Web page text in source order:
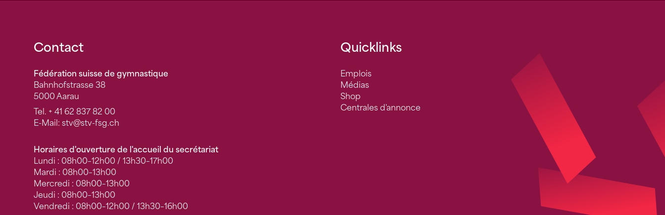
Fusszeile
Contact
Fédération suisse de gymnastique
Bahnhofstrasse 38
5000 Aarau
Tel. + 41 62 837 82 00
E-Mail: stv@stv-fsg.ch
Horaires d'ouverture de l'accueil du secrétariat
Lundi : 08h00–12h00 / 13h30–17h00
Mardi : 08h00–13h00
Mercredi : 08h00–13h00
Jeudi : 08h00–13h00
Vendredi : 08h00–12h00 / 13h30–16h00
Quicklinks
Emplois
Médias
Shop
Centrales d'annonce